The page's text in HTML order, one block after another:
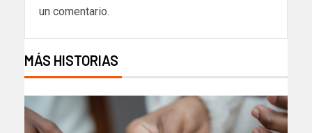
un comentario.
MÁS HISTORIAS